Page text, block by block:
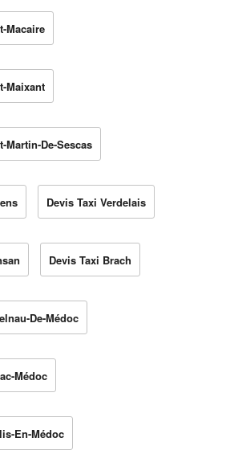
Macaire
Maixant
Martin-De-Sescas
Devis Taxi Verdelais
Devis Taxi Brach
De-Médoc
Médoc
En-Médoc